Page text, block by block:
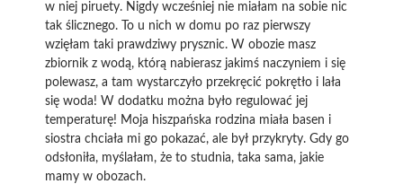
w niej piruety. Nigdy wcześniej nie miałam na sobie nic
tak ślicznego. To u nich w domu po raz pierwszy
wzięłam taki prawdziwy prysznic. W obozie masz
zbiornik z wodą, którą nabierasz jakimś naczyniem i się
polewasz, a tam wystarczyło przekręcić pokrętło i lała
się woda! W dodatku można było regulować jej
temperaturę! Moja hiszpańska rodzina miała basen i
siostra chciała mi go pokazać, ale był przykryty. Gdy go
odsłoniła, myślałam, że to studnia, taka sama, jakie
mamy w obozach.